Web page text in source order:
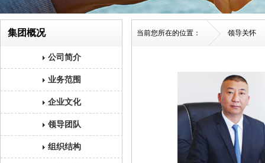
集团概况
公司简介
业务范围
企业文化
领导团队
组织结构
当前您所在的位置： 领导关怀